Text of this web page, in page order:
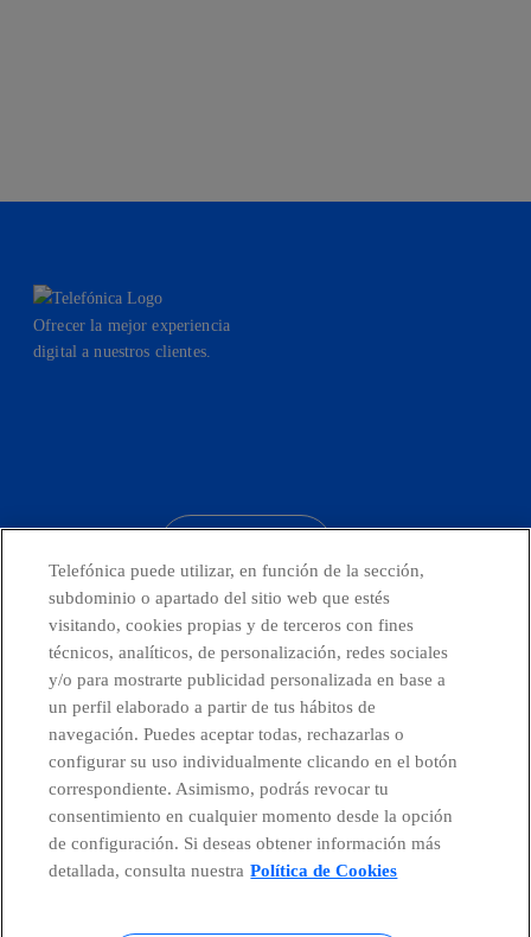
Ofrecer la mejor experiencia
digital a nuestros clientes.
Telefónica en redes sociales
Canal de Denuncias
Centro Global Transparencia
Telefónica puede utilizar, en función de la sección,
subdominio o apartado del sitio web que estés
visitando, cookies propias y de terceros con fines
técnicos, analíticos, de personalización, redes sociales
y/o para mostrarte publicidad personalizada en base a
un perfil elaborado a partir de tus hábitos de
navegación. Puedes aceptar todas, rechazarlas o
configurar su uso individualmente clicando en el botón
correspondiente. Asimismo, podrás revocar tu
consentimiento en cualquier momento desde la opción
de configuración. Si deseas obtener información más
detallada, consulta nuestra Política de Cookies